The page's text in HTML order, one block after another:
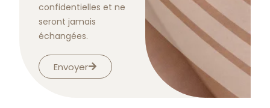
confidentielles et ne
seront jamais
échangées.
Envoyer